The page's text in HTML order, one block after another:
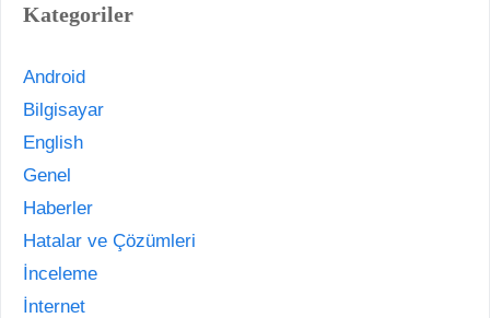
Kategoriler
Android
Bilgisayar
English
Genel
Haberler
Hatalar ve Çözümleri
İnceleme
İnternet